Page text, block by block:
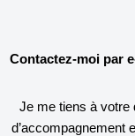
Contactez-moi par
Je me tiens à votre
d’accompagnement